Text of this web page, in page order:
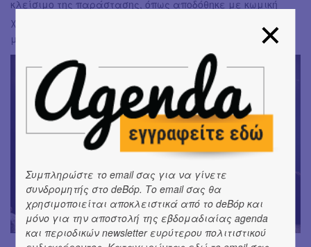
κλείσιμο της παράστασης, όπως αποδόθηκε με κωμική
χροιά από τον
μια ωραία στιγμή.
Συμπληρώστε το email σας για να γίνετε
συνδρομητής στο deBόp. Το email σας θα
χρησιμοποιείται αποκλειστικά από το deBόp και
μόνο για την αποστολή της εβδομαδιαίας agenda
και περιοδικών newsletter ευρύτερου πολιτιστικού